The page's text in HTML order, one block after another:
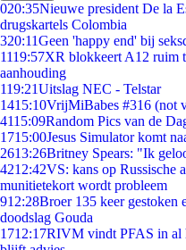
020:35Nieuwe president De la
drugskartels Colombia
320:11Geen 'happy end' bij
1119:57XR blokkeert A12 ruim
aanhouding
119:21Uitslag NEC - Telstar
1415:10VrijMiBabes #316 (not
4115:09Random Pics van de
1715:00Jesus Simulator komt
2613:26Britney Spears: "Ik
4212:42VS: kans op Russische
munitietekort wordt probleem
912:28Broer 135 keer gestoken
doodslag Gouda
1712:17RIVM vindt PFAS in al